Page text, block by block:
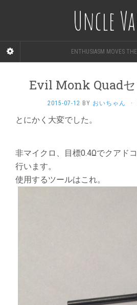
Uncle
ENTHUSIASM MOVES
Evil Monk Quad
2015-07-12 BY おいちゃん ·
とにかく大変でした。
非マイクロ、目標0.4Ωでクアド
行います。
使用するツールはこれ。